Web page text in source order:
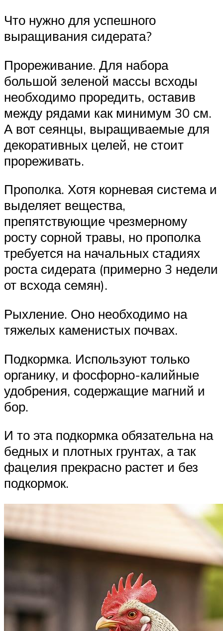
Что нужно для успешного
выращивания сидерата?
Прореживание. Для набора
большой зеленой массы всходы
необходимо проредить, оставив
между рядами как минимум 30 см.
А вот сеянцы, выращиваемые для
декоративных целей, не стоит
прореживать.
Прополка. Хотя корневая система и
выделяет вещества,
препятствующие чрезмерному
росту сорной травы, но прополка
требуется на начальных стадиях
роста сидерата (примерно 3 недели
от всхода семян).
Рыхление. Оно необходимо на
тяжелых каменистых почвах.
Подкормка. Используют только
органику, и фосфорно-калийные
удобрения, содержащие магний и
бор.
И то эта подкормка обязательна на
бедных и плотных грунтах, а так
фацелия прекрасно растет и без
подкормок.